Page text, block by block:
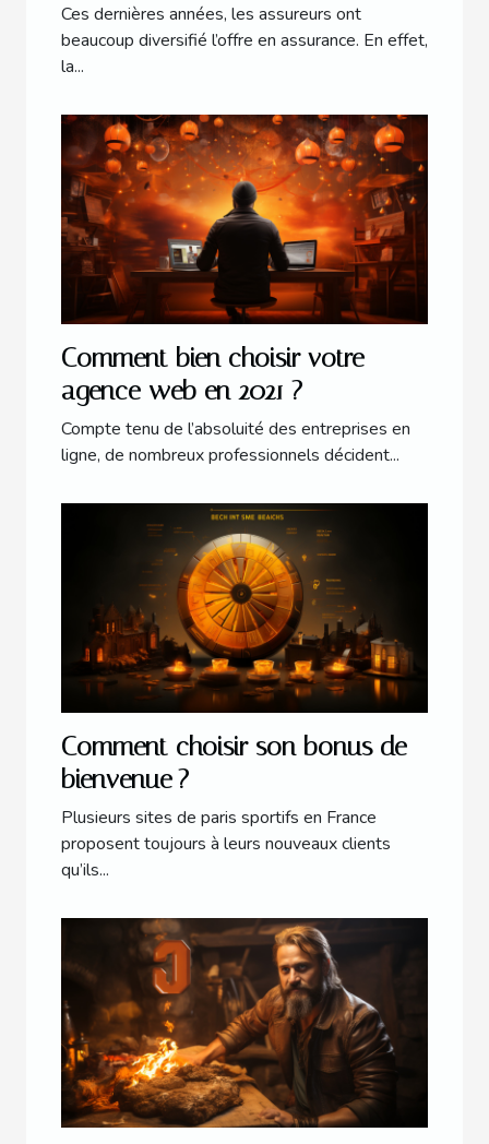
Ces dernières années, les assureurs ont
beaucoup diversifié l’offre en assurance. En effet,
la...
Comment bien choisir votre
agence web en 2021 ?
Compte tenu de l’absoluité des entreprises en
ligne, de nombreux professionnels décident...
Comment choisir son bonus de
bienvenue ?
Plusieurs sites de paris sportifs en France
proposent toujours à leurs nouveaux clients
qu’ils...